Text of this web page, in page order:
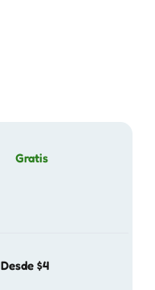
Gratis
Desde $4